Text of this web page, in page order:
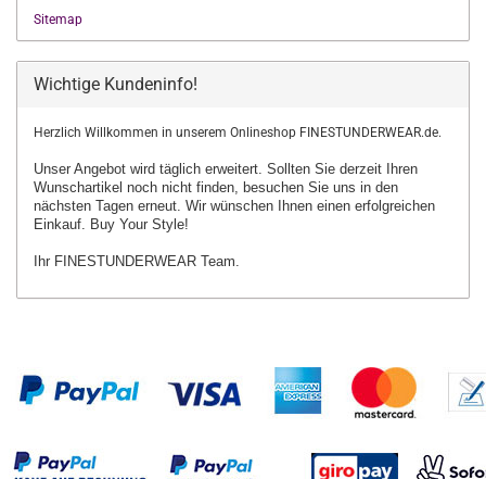
Sitemap
Wichtige Kundeninfo!
Herzlich Willkommen in unserem Onlineshop FINESTUNDERWEAR.de.
Unser Angebot wird täglich erweitert. Sollten Sie derzeit Ihren
Wunschartikel noch nicht finden, besuchen Sie uns in den
nächsten Tagen erneut. Wir wünschen Ihnen einen erfolgreichen
Einkauf. Buy Your Style!
Ihr FINESTUNDERWEAR Team.